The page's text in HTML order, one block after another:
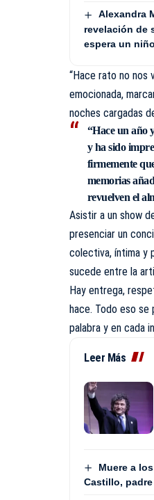
Alexandra
revelación de
espera un niño
“Hace rato no nos
emocionada,
noches cargadas
“Hace un año
y ha sido
firmemente
memorias
revuelven el
Asistir a un show
presenciar un
colectiva, íntima y
sucede entre la
Hay entrega,
hace. Todo eso se
palabra y en cada
Leer Más
Muere a
Castillo, padre